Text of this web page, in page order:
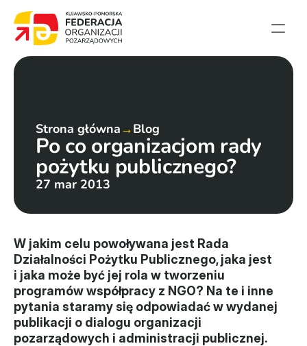
Projekty
Członkowie
English summary
Kontakt
Statut i sprawozdania
Karta zasad
Władze
Strona główna→Blog
Po co organizacjom rady
pożytku publicznego?
27 mar 2013
W jakim celu powoływana jest Rada
Działalności Pożytku Publicznego, jaka jest
i jaka może być jej rola w tworzeniu
programów współpracy z NGO? Na te i inne
pytania staramy się odpowiadać w wydanej
publikacji o dialogu organizacji
pozarządowych i administracji publicznej.